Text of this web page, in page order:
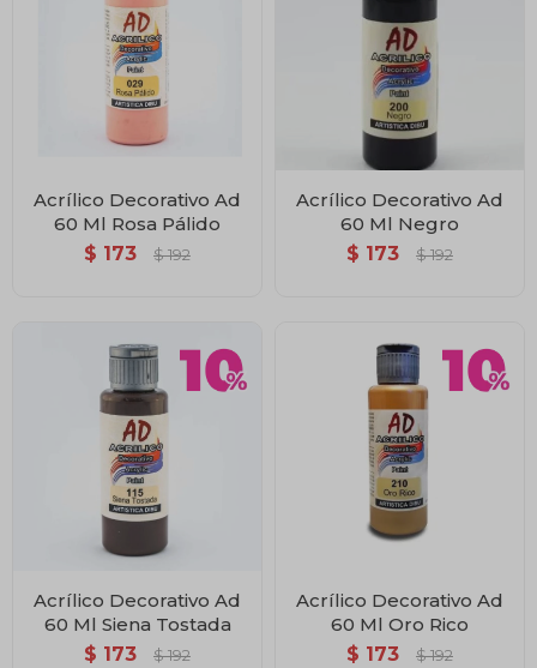
Acrílico Decorativo Ad
60 Ml Rosa Pálido
$ 173 $ 192
Acrílico Decorativo Ad
60 Ml Negro
$ 173 $ 192
Acrílico Decorativo Ad
60 Ml Siena Tostada
$ 173 $ 192
Acrílico Decorativo Ad
60 Ml Oro Rico
$ 173 $ 192